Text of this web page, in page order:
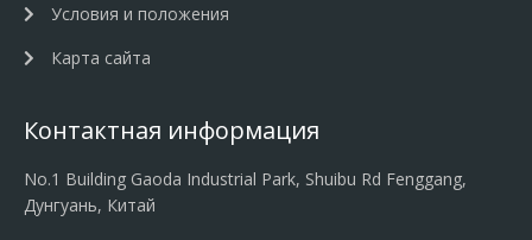
Условия и положения
Карта сайта
Контактная информация
No.1 Building Gaoda Industrial Park, Shuibu Rd Fenggang,
Дунгуань, Китай